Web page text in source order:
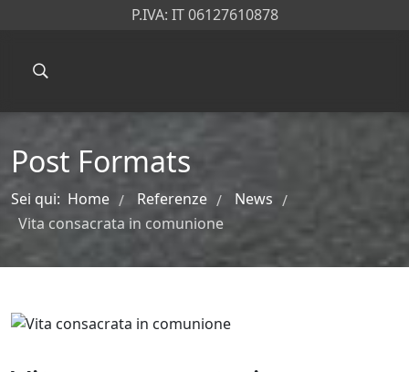
P.IVA: IT 06127610878
Post Formats
Sei qui: Home / Referenze / News /
Vita consacrata in comunione